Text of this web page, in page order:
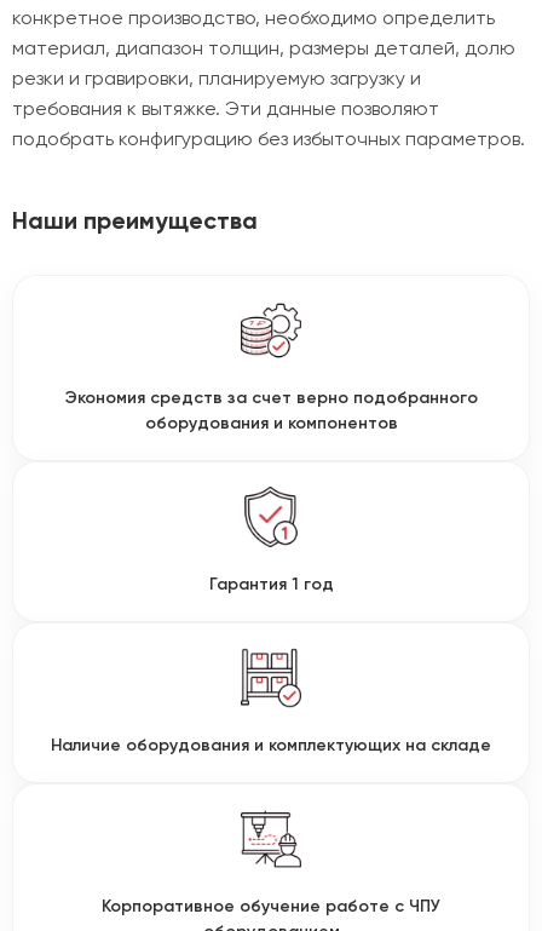
конкретное производство, необходимо определить
материал, диапазон толщин, размеры деталей, долю
резки и гравировки, планируемую загрузку и
требования к вытяжке. Эти данные позволяют
подобрать конфигурацию без избыточных параметров.
Наши преимущества
Экономия средств за счет верно подобранного
оборудования и компонентов
Гарантия 1 год
Наличие оборудования и комплектующих на складе
Корпоративное обучение работе с ЧПУ